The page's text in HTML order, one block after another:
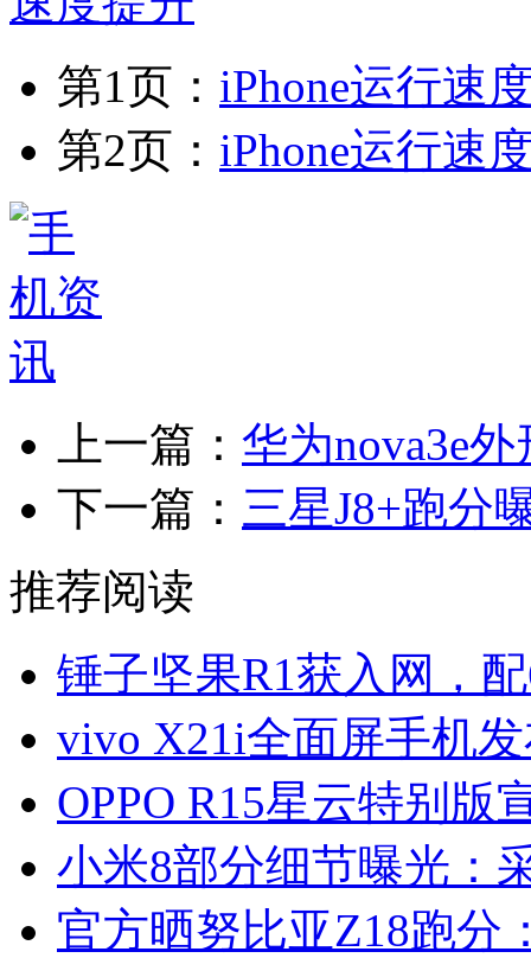
第1页： iPhone运行速
第2页： iPhone运行速
上一篇： 华为nova3e
下一篇： 三星J8+跑分
推荐阅读
锤子坚果R1获入网，
vivo X21i全面屏手机
OPPO R15星云特别版
小米8部分细节曝光：
官方晒努比亚Z18跑分